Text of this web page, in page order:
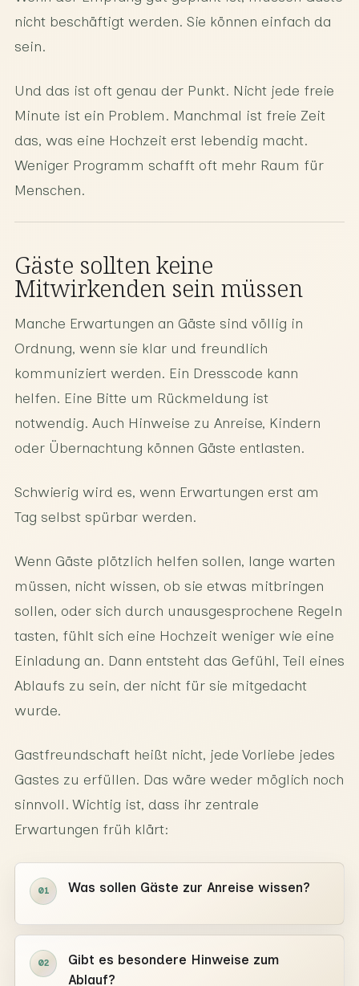
nicht beschäftigt werden. Sie können einfach da
sein.
Und das ist oft genau der Punkt. Nicht jede freie
Minute ist ein Problem. Manchmal ist freie Zeit
das, was eine Hochzeit erst lebendig macht.
Weniger Programm schafft oft mehr Raum für
Menschen.
Gäste sollten keine
Mitwirkenden sein müssen
Manche Erwartungen an Gäste sind völlig in
Ordnung, wenn sie klar und freundlich
kommuniziert werden. Ein Dresscode kann
helfen. Eine Bitte um Rückmeldung ist
notwendig. Auch Hinweise zu Anreise, Kindern
oder Übernachtung können Gäste entlasten.
Schwierig wird es, wenn Erwartungen erst am
Tag selbst spürbar werden.
Wenn Gäste plötzlich helfen sollen, lange warten
müssen, nicht wissen, ob sie etwas mitbringen
sollen, oder sich durch unausgesprochene Regeln
tasten, fühlt sich eine Hochzeit weniger wie eine
Einladung an. Dann entsteht das Gefühl, Teil eines
Ablaufs zu sein, der nicht für sie mitgedacht
wurde.
Gastfreundschaft heißt nicht, jede Vorliebe jedes
Gastes zu erfüllen. Das wäre weder möglich noch
sinnvoll. Wichtig ist, dass ihr zentrale
Erwartungen früh klärt:
01 Was sollen Gäste zur Anreise wissen?
02
Gibt es besondere Hinweise zum
Ablauf?